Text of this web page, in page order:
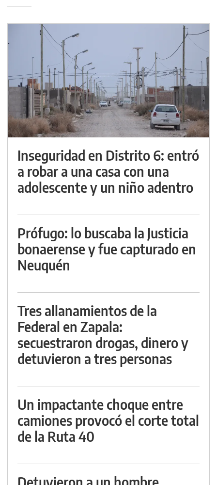
Inseguridad en Distrito 6: entró
a robar a una casa con una
adolescente y un niño adentro
Prófugo: lo buscaba la Justicia
bonaerense y fue capturado en
Neuquén
Tres allanamientos de la
Federal en Zapala:
secuestraron drogas, dinero y
detuvieron a tres personas
Un impactante choque entre
camiones provocó el corte total
de la Ruta 40